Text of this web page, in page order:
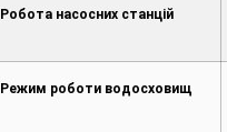
Робота насосних станцій
Режим роботи водосховищ